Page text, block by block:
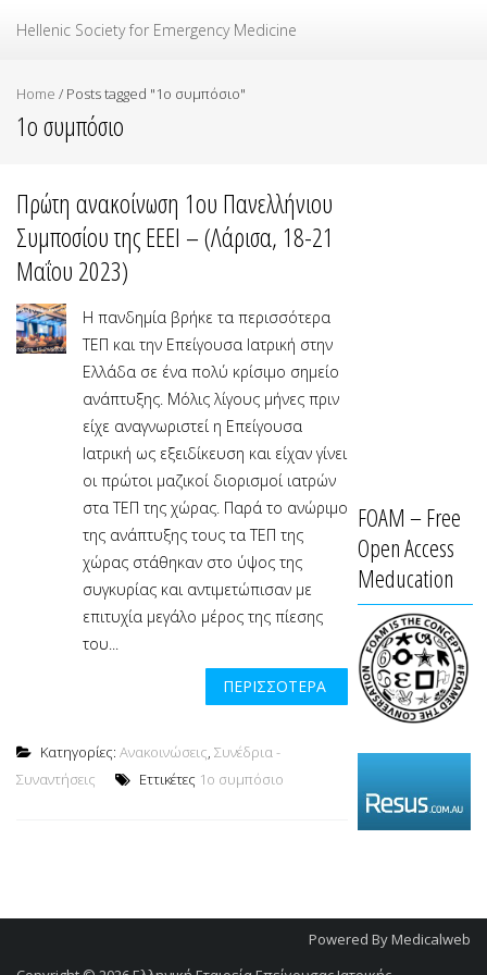
Ελληνική Εταιρεία Επείγουσας Ιατρικής
Hellenic Society for Emergency Medicine
Home / Posts tagged "1ο συμπόσιο"
1ο συμπόσιο
Πρώτη ανακοίνωση 1ου Πανελλήνιου
Συμποσίου της ΕΕΕΙ – (Λάρισα, 18-21
Μαΐου 2023)
Η πανδημία βρήκε τα περισσότερα
ΤΕΠ και την Επείγουσα Ιατρική στην
Ελλάδα σε ένα πολύ κρίσιμο σημείο
ανάπτυξης. Μόλις λίγους μήνες πριν
είχε αναγνωριστεί η Επείγουσα
Ιατρική ως εξειδίκευση και είχαν γίνει
οι πρώτοι μαζικοί διορισμοί ιατρών
στα ΤΕΠ της χώρας. Παρά το ανώριμο
της ανάπτυξης τους τα ΤΕΠ της
χώρας στάθηκαν στο ύψος της
συγκυρίας και αντιμετώπισαν με
επιτυχία μεγάλο μέρος της πίεσης
του...
ΠΕΡΙΣΣΌΤΕΡΑ
Κατηγορίες: Ανακοινώσεις, Συνέδρια -
Συναντήσεις
Εττικέτες 1ο συμπόσιο
FOAM – Free
Open Access
Meducation
Powered ByMedicalweb